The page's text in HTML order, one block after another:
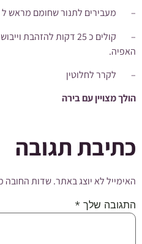
–
מעבירים לתנור שחומם מראש ל 180 מעלות.
–
קולים כ 25 דקות
האפיה.
–
לקרר לחלוטין
הולך מצויין עם בירה
כתיבת תגובה
האימייל לא יוצג באתר.שדות החובה
התגובה שלך *